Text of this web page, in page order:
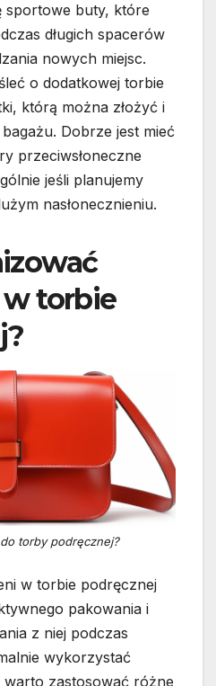
sportowe buty, które
długich spacerów
nowych miejsc.
o dodatkowej torbie
którą można złożyć i
Dobrze jest mieć
przeciwsłoneczne
jeśli planujemy
nasłonecznieniu.
torbie
torby podręcznej?
w torbie podręcznej
pakowania i
z niej podczas
wykorzystać
zastosować różne